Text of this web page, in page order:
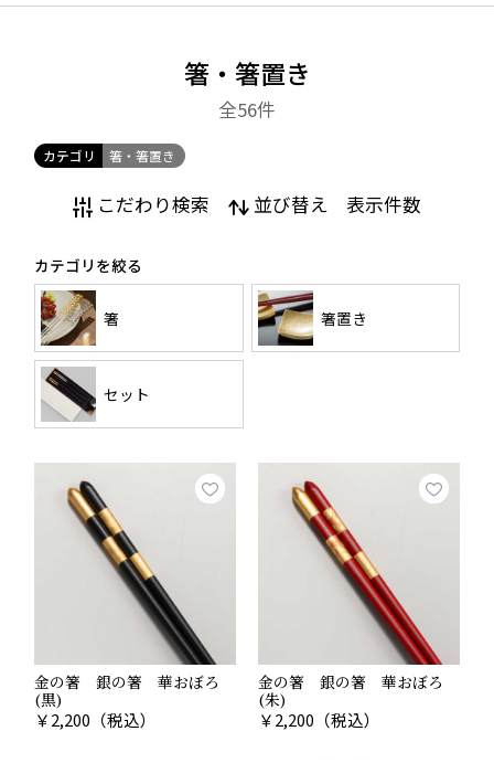
箸・箸置き
全56件
カテゴリ 箸・箸置き
こだわり検索 並び替え 表示件数
カテゴリを絞る
箸 箸置き
セット
金の箸 銀の箸 華おぼろ
(黒)
￥2,200 （税込）
金の箸 銀の箸 華おぼろ
(朱)
￥2,200 （税込）